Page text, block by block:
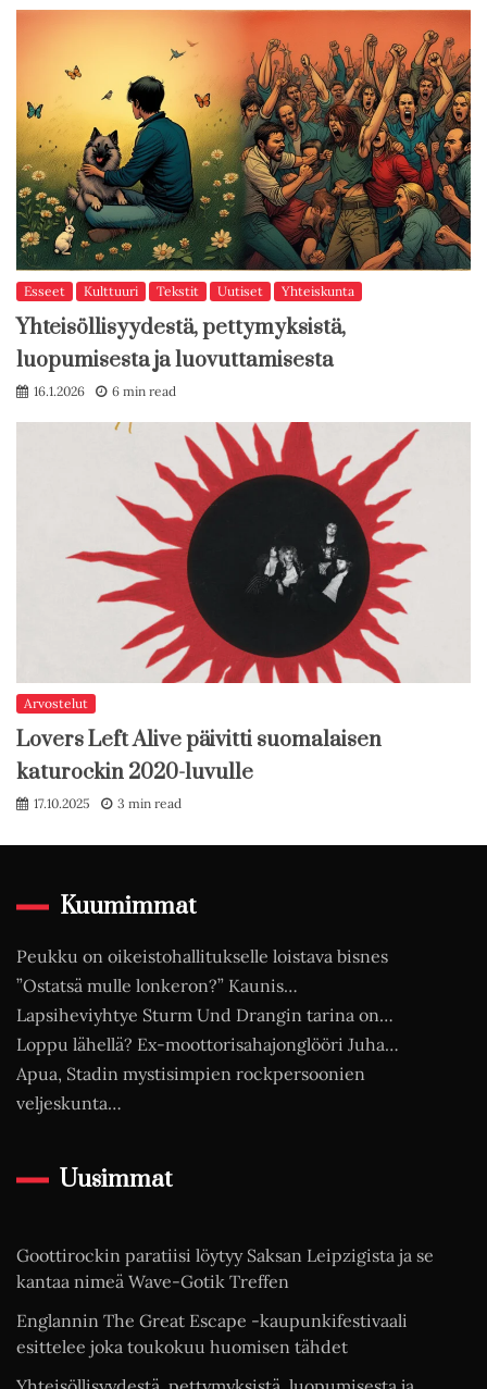
Esseet Kulttuuri Tekstit Uutiset Yhteiskunta
Yhteisöllisyydestä, pettymyksistä,
luopumisesta ja luovuttamisesta
16.1.2026 6 min read
Arvostelut
Lovers Left Alive päivitti suomalaisen
katurockin 2020-luvulle
17.10.2025 3 min read
Kuumimmat
Peukku on oikeistohallitukselle loistava bisnes
”Ostatsä mulle lonkeron?” Kaunis…
Lapsiheviyhtye Sturm Und Drangin tarina on…
Loppu lähellä? Ex-moottorisahajonglööri Juha…
Apua, Stadin mystisimpien rockpersoonien
veljeskunta…
Uusimmat
Goottirockin paratiisi löytyy Saksan Leipzigista ja se
kantaa nimeä Wave-Gotik Treffen
Englannin The Great Escape -kaupunkifestivaali
esittelee joka toukokuu huomisen tähdet